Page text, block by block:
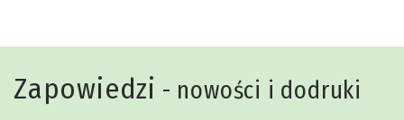
Zapowiedzi - nowości i dodruki